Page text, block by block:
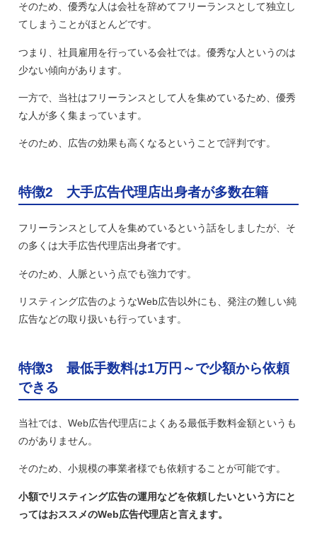
そのため、優秀な人は会社を辞めてフリーランスとして独立し
てしまうことがほとんどです。
つまり、社員雇用を行っている会社では。優秀な人というのは
少ない傾向があります。
一方で、当社はフリーランスとして人を集めているため、優秀
な人が多く集まっています。
そのため、広告の効果も高くなるということで評判です。
特徴2 大手広告代理店出身者が多数在籍
フリーランスとして人を集めているという話をしましたが、そ
の多くは大手広告代理店出身者です。
そのため、人脈という点でも強力です。
リスティング広告のようなWeb広告以外にも、発注の難しい純
広告などの取り扱いも行っています。
特徴3 最低手数料は1万円～で少額から依頼
できる
当社では、Web広告代理店によくある最低手数料金額というも
のがありません。
そのため、小規模の事業者様でも依頼することが可能です。
小額でリスティング広告の運用などを依頼したいという方にと
ってはおススメのWeb広告代理店と言えます。